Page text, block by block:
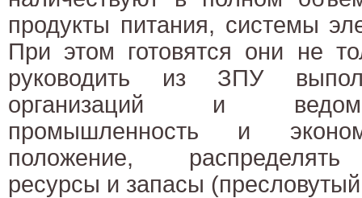
продукты питания, системы
При этом готовятся они не
руководить из ЗПУ
организаций и
промышленность и
положение,
ресурсы и запасы